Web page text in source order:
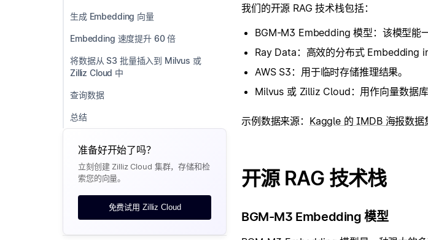
生成 Embedding 向量
Embedding 速度提升 60 倍
将数据从 S3 批量插入到 Milvus 或
Zilliz Cloud 中
查询数据
总结
准备好开始了吗？
立刻创建 Zilliz Cloud 集群，存储和检
索您的向量。
免费试用 Zilliz Cloud
我们的开源 RAG 技术栈包括：
BGM-M3 Embedding 模型：该模型能
Ray Data：高效的分布式 Embedding
AWS S3：用于临时存储推理结果。
Milvus 或 Zilliz Cloud：用作向量数据库
示例数据来源： Kaggle 的 IMDB 海报数据
开源 RAG 技术栈
BGM-M3 Embedding 模型